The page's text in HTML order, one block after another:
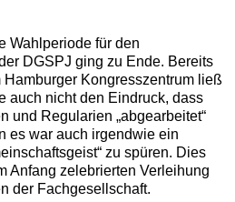
Wahlperiode für den
DGSPJ ging zu Ende. Bereits
Kongresszentrum ließ
auch nicht den Eindruck, dass
und Regularien „abgearbeitet“
es war auch irgendwie ein
zu spüren. Dies
Anfang zelebrierten Verleihung
der Fachgesellschaft.